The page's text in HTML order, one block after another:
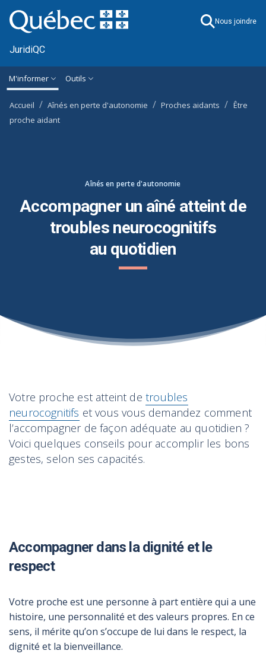
Ignorer et accéder à l'information générale
M'informer Outils
Accueil Aînés en perte d'autonomie Proches aidants
Être
proche aidant
Aînés en perte d'autonomie
Accompagner un aîné atteint de
troubles neurocognitifs
au quotidien
Votre proche est atteint detroubles
neurocognitifs et vous vous demandez comment
l’accompagner de façon adéquate au quotidien ?
Voici quelques conseils pour accomplir les bons
gestes, selon ses capacités.
Accompagner dans la dignité et le
respect
Votre proche est une personne à part entière qui a une
histoire, une personnalité et des valeurs propres. En ce
sens, il mérite qu’on s’occupe de lui dans le respect, la
dignité et la bienveillance.